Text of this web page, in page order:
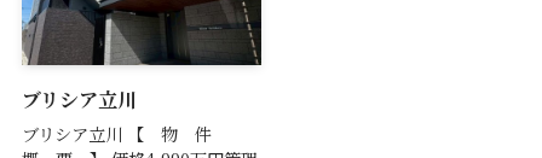
ブリシア立川
ブリシア立川 【 物 件